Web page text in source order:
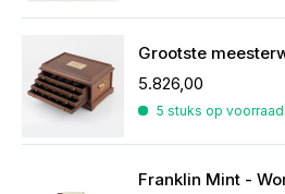
5.826,00
5 stuks op voorraad